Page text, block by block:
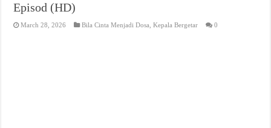
Episod (HD)
March 28, 2026 Bila Cinta Menjadi Dosa,Kepala Bergetar 0